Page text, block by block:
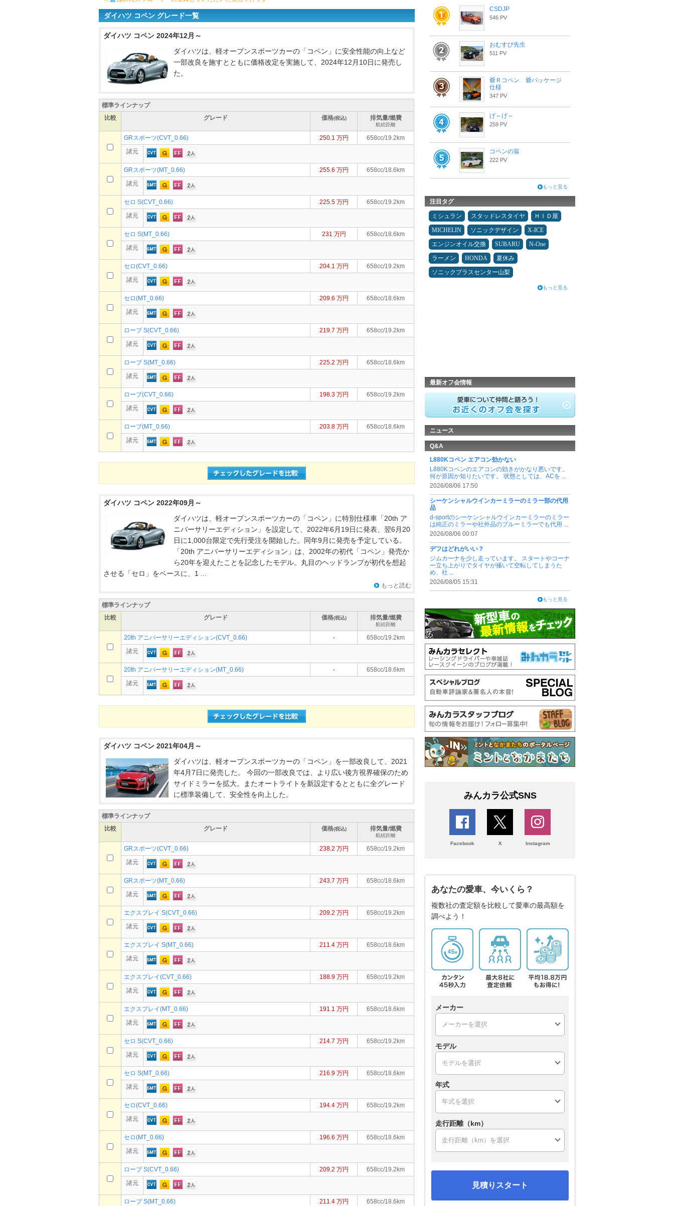
ダイハツ コペン グレード一覧
ダイハツ コペン 2024年12月～
ダイハツは、軽オープンスポーツカーの「コペン」に安全性能の向上など
一部改良を施すとともに価格改定を実施して、2024年12月10日に発売し
た。
標準ラインナップ
比較
グレード 価格(税込) 排気量/燃費
航続距離
GRスポーツ(CVT_0.66) 250.1 万円
658cc/19.2km
諸元
GRスポーツ(MT_0.66) 255.6 万円
658cc/18.6km
諸元
セロ S(CVT_0.66) 225.5 万円
658cc/19.2km
諸元
セロ S(MT_0.66) 231 万円
658cc/18.6km
諸元
セロ(CVT_0.66) 204.1 万円
658cc/19.2km
諸元
セロ(MT_0.66) 209.6 万円
658cc/18.6km
諸元
ローブ S(CVT_0.66) 219.7 万円
658cc/19.2km
諸元
ローブ S(MT_0.66) 225.2 万円
658cc/18.6km
諸元
ローブ(CVT_0.66) 198.3 万円
658cc/19.2km
諸元
ローブ(MT_0.66) 203.8 万円
658cc/18.6km
諸元
ダイハツ コペン 2022年09月～
ダイハツは、軽オープンスポーツカーの「コペン」に特別仕様車「20th ア
ニバーサリーエディション」を設定して、2022年6月19日に発表、翌6月20
日に1,000台限定で先行受注を開始した。同年9月に発売を予定している。
「20th アニバーサリーエディション」は、2002年の初代「コペン」発売か
ら20年を迎えたことを記念したモデル。丸目のヘッドランプが初代を想起
させる「セロ」をベースに、1 ...
もっと読む
標準ラインナップ
比較
グレード 価格(税込) 排気量/燃費
航続距離
20th アニバーサリーエディション(CVT_0.66) -
658cc/19.2km
諸元
20th アニバーサリーエディション(MT_0.66) -
658cc/18.6km
諸元
ダイハツ コペン 2021年04月～
ダイハツは、軽オープンスポーツカーの「コペン」を一部改良して、2021
年4月7日に発売した。 今回の一部改良では、より広い後方視界確保のため
サイドミラーを拡大。またオートライトを新設定するとともに全グレード
に標準装備して、安全性を向上した。
標準ラインナップ
比較
グレード 価格(税込) 排気量/燃費
航続距離
GRスポーツ(CVT_0.66) 238.2 万円
658cc/19.2km
諸元
GRスポーツ(MT_0.66) 243.7 万円
658cc/18.6km
諸元
エクスプレイ S(CVT_0.66) 209.2 万円
658cc/19.2km
諸元
エクスプレイ S(MT_0.66) 211.4 万円
658cc/18.6km
諸元
エクスプレイ(CVT_0.66) 188.9 万円
658cc/19.2km
諸元
エクスプレイ(MT_0.66) 191.1 万円
658cc/18.6km
諸元
セロ S(CVT_0.66) 214.7 万円
658cc/19.2km
諸元
セロ S(MT_0.66) 216.9 万円
658cc/18.6km
諸元
セロ(CVT_0.66) 194.4 万円
658cc/19.2km
諸元
セロ(MT_0.66) 196.6 万円
658cc/18.6km
諸元
ローブ S(CVT_0.66) 209.2 万円
658cc/19.2km
諸元
ローブ S(MT_0.66) 211.4 万円 658cc/18.6km
CSDJP
546 PV
おむすび先生
511 PV
爺Ｒコペン 爺パッケージ
仕様
347 PV
げ～げ～
259 PV
コペンの翁
222 PV
もっと見る
注目タグ
ミシュラン スタッドレスタイヤ
ＨＩＤ屋
MICHELIN
ソニックデザイン
X-ICE
エンジンオイル交換
SUBARU
N-One
ラーメン
HONDA
夏休み
ソニックプラスセンター山梨
もっと見る
最新オフ会情報
ニュース
Q&A
L880Kコペン エアコン効かない
L880Kコペンのエアコンの効きがかなり悪いです。
何が原因か知りたいです。 状態としては、ACを ...
2026/08/06 17:50
シーケンシャルウインカーミラーのミラー部の代用
品
d-sportのシーケンシャルウインカーミラーのミラー
は純正のミラーや社外品のブルーミラーでも代用 ...
2026/08/06 00:07
デフはどれがいい？
ジムカーナを少し走っています。 スタートやコーナ
ー立ち上がりでタイヤが掻いて空転してしまうた
め、社 ...
2026/08/05 15:31
もっと見る
みんカラ公式SNS
Facebook X Instagram
あなたの愛車、今いくら？
複数社の査定額を比較して愛車の最高額を
調べよう！
メーカー
モデル
年式
走行距離（km）
見積りスタート